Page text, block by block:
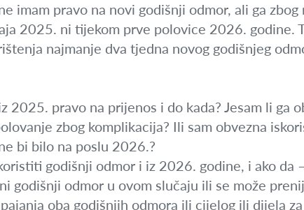
imam pravo na novi godišnji odmor, ali ga
2025. ni tijekom prve polovice 2026. godine.
najmanje dva tjedna novog godišnjeg
2025. pravo na prijenos i do kada? Jesam li ga
zbog komplikacija? Ili sam obvezna
bi bilo na poslu 2026.?
godišnji odmor i iz 2026. godine, i ako da
godišnji odmor u ovom slučaju ili se može
oba godišnjih odmora ili cijelog ili dijela